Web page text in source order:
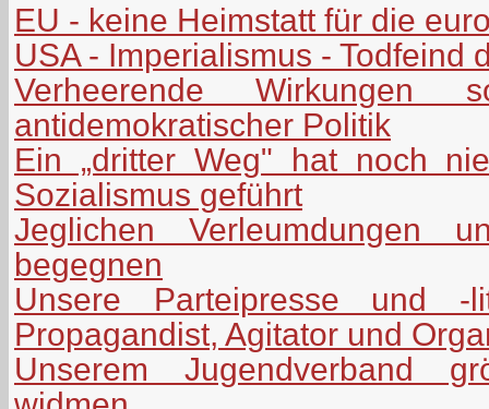
EU - keine Heimstatt für die
USA - Imperialismus - Todfeind
Verheerende Wirkungen
antidemokratischer Politik
Ein „dritter Weg" hat noch
Sozialismus geführt
Jeglichen Verleumdungen
begegnen
Unsere Parteipresse und -
Propagandist, Agitator und
Unserem Jugendverband